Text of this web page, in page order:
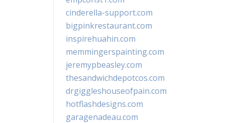
cinderella-support.com
bigpinkrestaurant.com
inspirehuahin.com
memmingerspainting.com
jeremypbeasley.com
thesandwichdepotcos.com
drgiggleshouseofpain.com
hotflashdesigns.com
garagenadeau.com